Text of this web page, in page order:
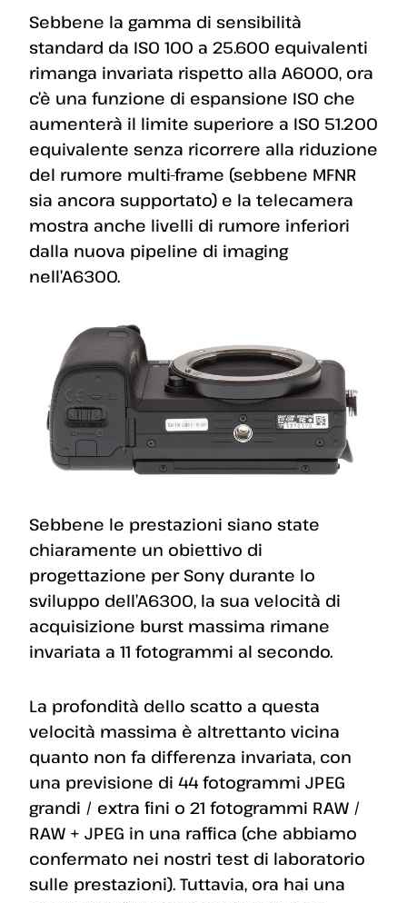
Sebbene la gamma di sensibilità
standard da ISO 100 a 25.600 equivalenti
rimanga invariata rispetto alla A6000, ora
c’è una funzione di espansione ISO che
aumenterà il limite superiore a ISO 51.200
equivalente senza ricorrere alla riduzione
del rumore multi-frame (sebbene MFNR
sia ancora supportato) e la telecamera
mostra anche livelli di rumore inferiori
dalla nuova pipeline di imaging
nell’A6300.
Sebbene le prestazioni siano state
chiaramente un obiettivo di
progettazione per Sony durante lo
sviluppo dell’A6300, la sua velocità di
acquisizione burst massima rimane
invariata a 11 fotogrammi al secondo.
La profondità dello scatto a questa
velocità massima è altrettanto vicina
quanto non fa differenza invariata, con
una previsione di 44 fotogrammi JPEG
grandi / extra fini o 21 fotogrammi RAW /
RAW + JPEG in una raffica (che abbiamo
confermato nei nostri test di laboratorio
sulle prestazioni). Tuttavia, ora hai una